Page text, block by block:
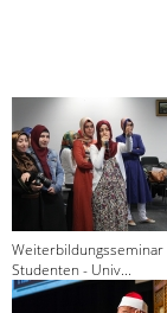
Weiterbildungsseminar
Studenten - Univ...